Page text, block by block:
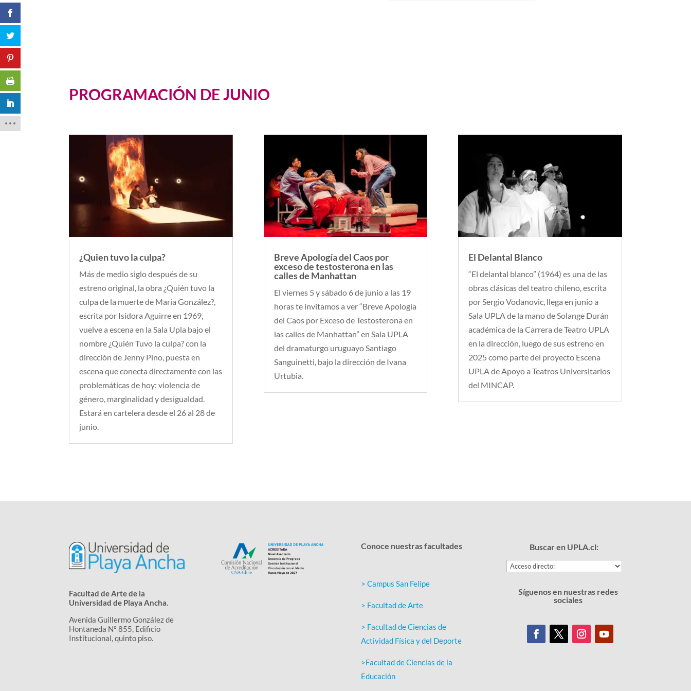
PROGRAMACIÓN DE JUNIO
¿Quien tuvo la culpa?
Más de medio siglo después de su
estreno original, la obra ¿Quién tuvo la
culpa de la muerte de María González?,
escrita por Isidora Aguirre en 1969,
vuelve a escena en la Sala Upla bajo el
nombre ¿Quién Tuvo la culpa? con la
dirección de Jenny Pino, puesta en
escena que conecta directamente con las
problemáticas de hoy: violencia de
género, marginalidad y desigualdad.
Estará en cartelera desde el 26 al 28 de
junio.
Breve Apología del Caos por
exceso de testosterona en las
calles de Manhattan
El viernes 5 y sábado 6 de junio a las 19
horas te invitamos a ver “Breve Apología
del Caos por Exceso de Testosterona en
las calles de Manhattan” en Sala UPLA
del dramaturgo uruguayo Santiago
Sanguinetti, bajo la dirección de Ivana
Urtubia.
El Delantal Blanco
“El delantal blanco” (1964) es una de las
obras clásicas del teatro chileno, escrita
por Sergio Vodanovic, llega en junio a
Sala UPLA de la mano de Solange Durán
académica de la Carrera de Teatro UPLA
en la dirección, luego de sus estreno en
2025 como parte del proyecto Escena
UPLA de Apoyo a Teatros Universitarios
del MINCAP.
Facultad de Arte de la
Universidad de Playa Ancha.
Avenida Guillermo González de
Hontaneda Nº 855, Edificio
Institucional, quinto piso.
Conoce nuestras facultades
> Campus San Felipe
> Facultad de Arte
> Facultad de Ciencias de
Actividad Física y del Deporte
>Facultad de Ciencias de la
Educación
Buscar en UPLA.cl:
Síguenos en nuestras redes
sociales